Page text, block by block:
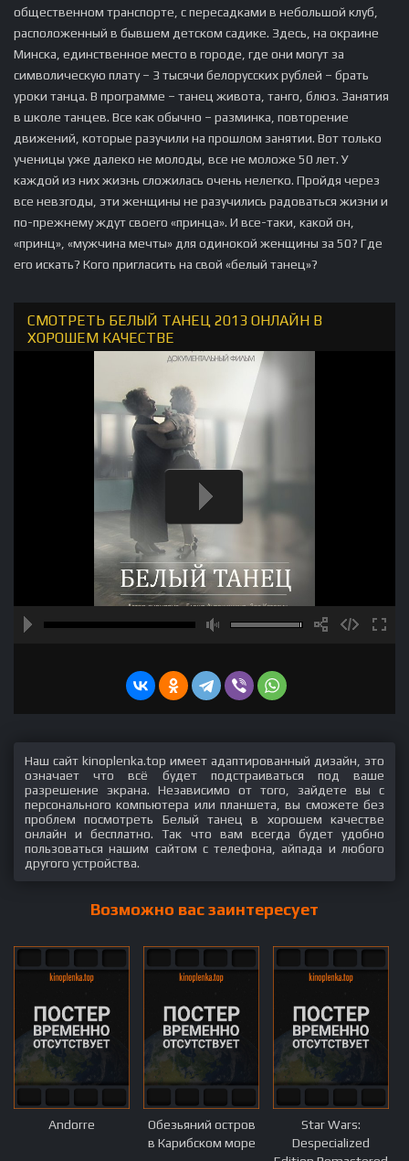
общественном транспорте, с пересадками в небольшой клуб,
расположенный в бывшем детском садике. Здесь, на окраине
Минска, единственное место в городе, где они могут за
символическую плату – 3 тысячи белорусских рублей – брать
уроки танца. В программе – танец живота, танго, блюз. Занятия
в школе танцев. Все как обычно – разминка, повторение
движений, которые разучили на прошлом занятии. Вот только
ученицы уже далеко не молоды, все не моложе 50 лет. У
каждой из них жизнь сложилась очень нелегко. Пройдя через
все невзгоды, эти женщины не разучились радоваться жизни и
по-прежнему ждут своего «принца». И все-таки, какой он,
«принц», «мужчина мечты» для одинокой женщины за 50? Где
его искать? Кого пригласить на свой «белый танец»?
СМОТРЕТЬ БЕЛЫЙ ТАНЕЦ 2013 ОНЛАЙН В
ХОРОШЕМ КАЧЕСТВЕ
Наш сайт kinoplenka.top имеет адаптированный дизайн, это
означает что всё будет подстраиваться под ваше
разрешение экрана. Независимо от того, зайдете вы с
персонального компьютера или планшета, вы сможете без
проблем посмотреть Белый танец в хорошем качестве
онлайн и бесплатно. Так что вам всегда будет удобно
пользоваться нашим сайтом с телефона, айпада и любого
другого устройства.
Возможно вас заинтересует
Andorre
Обезьяний остров
в Карибском море
Star Wars:
Despecialized